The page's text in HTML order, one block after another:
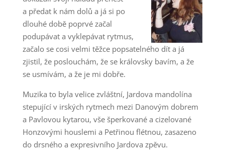
a předat k nám dolů a já si po
dlouhé době poprvé začal
podupávat a vyklepávat rytmus,
začalo se cosi velmi těžce popsatelného dít a já
zjistil, že poslouchám, že se královsky bavím, a že
se usmívám, a že je mi dobře.
Muzika to byla velice zvláštní, Jardova mandolína
stepující v irských rytmech mezi Danovým dobrem
a Pavlovou kytarou, vše šperkované a cizelované
Honzovými houslemi a Petřinou flétnou, zasazeno
do drsného a expresivního Jardova zpěvu.